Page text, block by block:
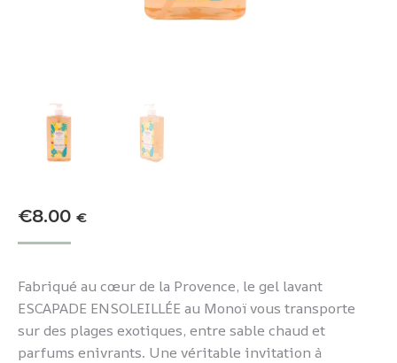
€8.00 €
Fabriqué au cœur de la Provence, le gel lavant
ESCAPADE ENSOLEILLÉE au Monoï vous transporte
sur des plages exotiques, entre sable chaud et
parfums enivrants. Une véritable invitation à